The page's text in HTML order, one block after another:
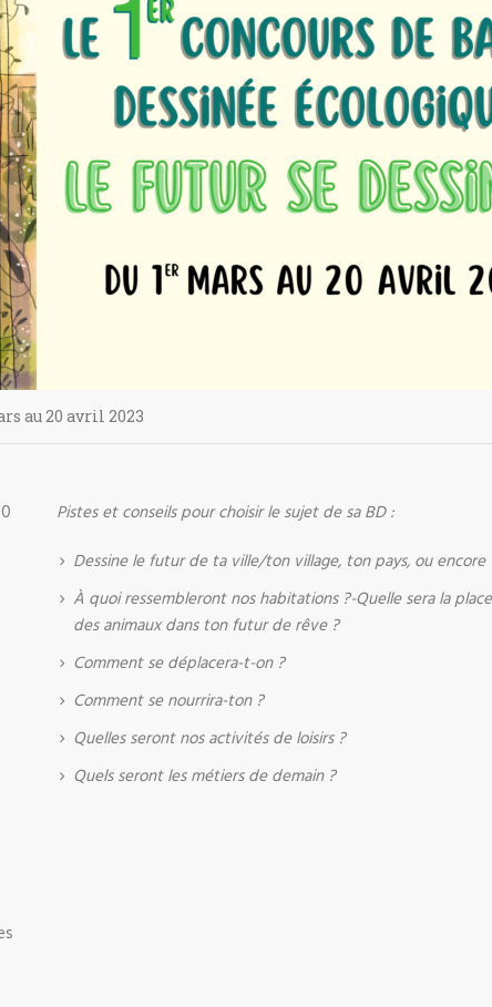
au 20 avril 2023
Pistes et conseils pour choisir le sujet de sa BD :
Dessine le futur de ta ville/ton village, ton pays, ou
À quoi ressembleront nos habitations ?-Quelle sera la
des animaux dans ton futur de rêve ?
Comment se déplacera-t-on ?
Comment se nourrira-ton ?
Quelles seront nos activités de loisirs ?
Quels seront les métiers de demain ?